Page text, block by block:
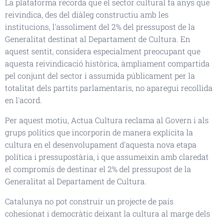
La plataforma recorda que el sector cultural fa anys que
reivindica, des del diàleg constructiu amb les
institucions, l'assoliment del 2% del pressupost de la
Generalitat destinat al Departament de Cultura. En
aquest sentit, considera especialment preocupant que
aquesta reivindicació històrica, àmpliament compartida
pel conjunt del sector i assumida públicament per la
totalitat dels partits parlamentaris, no aparegui recollida
en l'acord.
Per aquest motiu, Actua Cultura reclama al Govern i als
grups polítics que incorporin de manera explícita la
cultura en el desenvolupament d'aquesta nova etapa
política i pressupostària, i que assumeixin amb claredat
el compromís de destinar el 2% del pressupost de la
Generalitat al Departament de Cultura.
Catalunya no pot construir un projecte de país
cohesionat i democràtic deixant la cultura al marge dels